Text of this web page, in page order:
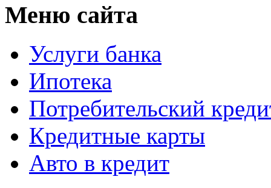
Меню сайта
Услуги банка
Ипотека
Потребительский
Кредитные карты
Авто в кредит